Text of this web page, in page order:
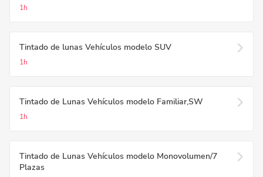
1h
Tintado de lunas Vehículos modelo SUV
1h
Tintado de Lunas Vehículos modelo Familiar,SW
1h
Tintado de Lunas Vehículos modelo Monovolumen/7
Plazas